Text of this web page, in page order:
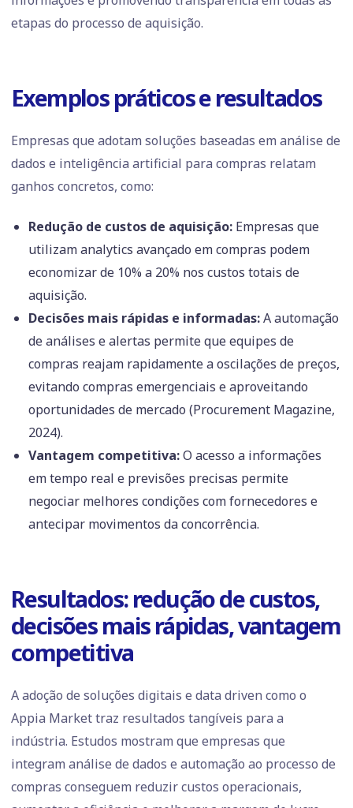
etapas do processo de aquisição.
Exemplos práticos e resultados
Empresas que adotam soluções baseadas em análise de
dados e inteligência artificial para compras relatam
ganhos concretos, como:
Redução de custos de aquisição:Empresas que
utilizam analytics avançado em compras podem
economizar de 10% a 20% nos custos totais de
aquisição.
Decisões mais rápidas e informadas:A automação
de análises e alertas permite que equipes de
compras reajam rapidamente a oscilações de preços,
evitando compras emergenciais e aproveitando
oportunidades de mercado (Procurement Magazine,
2024).
Vantagem competitiva:O acesso a informações
em tempo real e previsões precisas permite
negociar melhores condições com fornecedores e
antecipar movimentos da concorrência.
Resultados: redução de custos,
decisões mais rápidas, vantagem
competitiva
A adoção de soluções digitais e data driven como o
Appia Market traz resultados tangíveis para a
indústria. Estudos mostram que empresas que
integram análise de dados e automação ao processo de
compras conseguem reduzir custos operacionais,